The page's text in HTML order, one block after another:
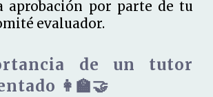
aprobación por parte de tu
evaluador.
de un tutor
👩‍🏫🤝